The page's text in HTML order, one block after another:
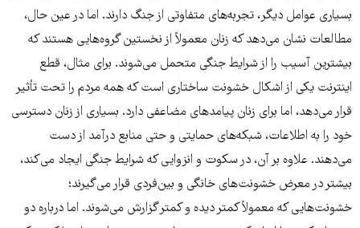
بسیاری عوامل دیگر، تجربه‌های متفاوتی از جنگ دارند. اما در عین حال،
مطالعات نشان می‌دهد که زنان معمولاً از نخستین گروه‌هایی هستند که
بیشترین آسیب را از شرایط جنگی متحمل می‌شوند. برای مثال، قطع
اینترنت یکی از اشکال خشونت ساختاری است که همه مردم را تحت تأثیر
قرار می‌دهد، اما برای زنان پیامدهای مضاعفی دارد. بسیاری از زنان دسترسی
خود را به اطلاعات، شبکه‌های حمایتی و حتی منابع درآمد از دست
می‌دهند. علاوه بر آن، در سکوت و انزوایی که شرایط جنگی ایجاد می‌کند،
بیشتر در معرض خشونت‌های خانگی و بین‌فردی قرار می‌گیرند؛
خشونت‌هایی که معمولاً کمتر دیده و کمتر گزارش می‌شوند. اما درباره دو